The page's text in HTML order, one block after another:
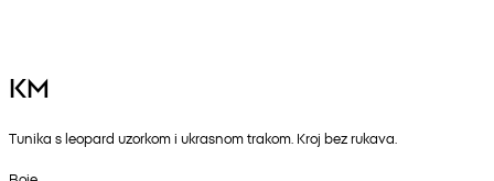
KM
Tunika s leopard uzorkom i ukrasnom trakom. Kroj bez rukava.